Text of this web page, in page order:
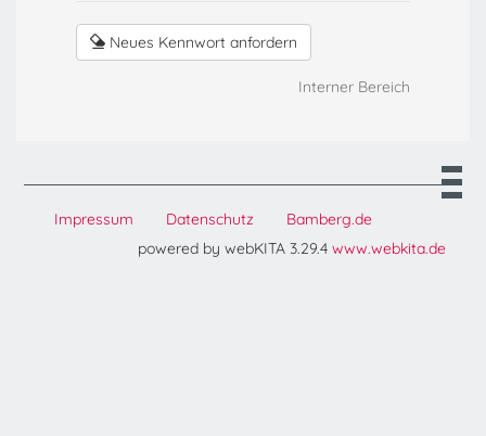
Neues Kennwort anfordern
Interner Bereich
Impressum Datenschutz
Bamberg.de
powered by webKITA 3.29.4 www.webkita.de